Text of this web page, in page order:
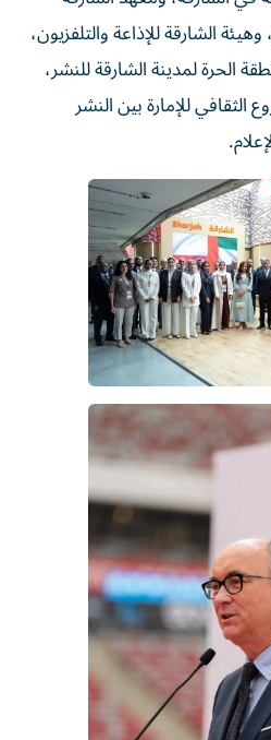
الشارقة للإذاعة والتلفزيون،
الحرة لمدينة الشارقة للنشر،
للإمارة بين النشر